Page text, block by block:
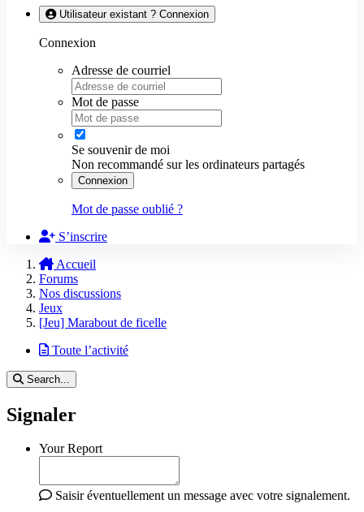
Utilisateur existant ? Connexion
Connexion
Adresse de courriel
Mot de passe
Se souvenir de moi
Non recommandé sur les ordinateurs partagés
Connexion
Mot de passe oublié ?
S’inscrire
Accueil
Forums
Nos discussions
Jeux
[Jeu] Marabout de ficelle
Toute l’activité
Search...
Signaler
Your Report
Saisir éventuellement un message avec votre signalement.